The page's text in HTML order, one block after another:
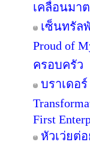
เคลื่อนมา
เซ็นทรัล
Proud of
ครอบครัว
บราเดอ
First
หัวเว่ยต่